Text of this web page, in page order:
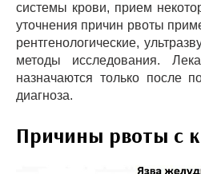
системы крови, прием
уточнения причин рвоты
рентгенологические,
методы исследования.
назначаются только после
диагноза.
Причины рвоты с